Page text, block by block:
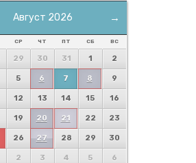
→
Август 2026
СР ЧТ ПТ СБ ВС
29 30 31 1 2
5 6 7 8 9
12 13 14 15 16
19 20 21 22 23
26 27 28 29 30
2 3 4 5 6